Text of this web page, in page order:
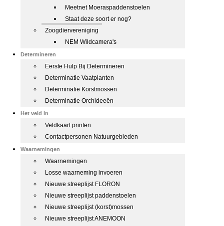
Meetnet Moeraspaddenstoelen
Staat deze soort er nog?
Zoogdiervereniging
NEM Wildcamera's
Determineren
Eerste Hulp Bij Determineren
Determinatie Vaatplanten
Determinatie Korstmossen
Determinatie Orchideeën
Het veld in
Veldkaart printen
Contactpersonen Natuurgebieden
Waarnemingen
Waarnemingen
Losse waarneming invoeren
Nieuwe streeplijst FLORON
Nieuwe streeplijst paddenstoelen
Nieuwe streeplijst (korst)mossen
Nieuwe streeplijst ANEMOON